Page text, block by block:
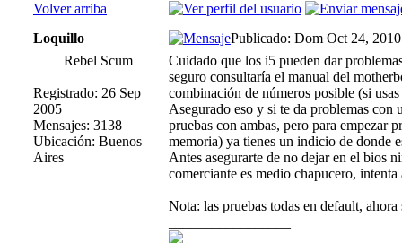
Volver arriba
Loquillo
Publicado: Dom Oct 24,
Rebel Scum
Registrado: 26 Sep
2005
Mensajes: 3138
Ubicación: Buenos
Aires
Cuidado que los i5 pueden dar
seguro consultaría el manual del
combinación de números posible (si
Asegurado eso y si te da problemas con
pruebas con ambas, pero para empezar
memoria) ya tienes un indicio de donde
Antes asegurarte de no dejar en el bios
comerciante es medio chapucero,
Nota: las pruebas todas en default,